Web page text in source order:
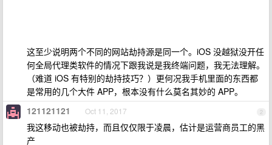
这至少说明两个不同的网站劫持源是同一个。iOS 没越狱没开任
何全局代理类软件的情况下跟我说是我终端问题，我无法理解。
（难道 iOS 有特别的劫持技巧？）更何况我手机里面的东西都
是常用的几个大件 APP，根本没有什么莫名其妙的 APP。
2
121121121 Oct 11, 2017
我这移动也被劫持，而且仅仅限于凌晨，估计是运营商员工的黑
产